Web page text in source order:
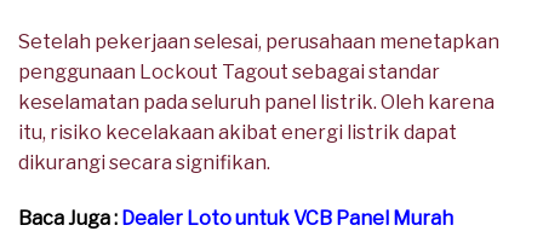
Setelah pekerjaan selesai, perusahaan menetapkan
penggunaan Lockout Tagout sebagai standar
keselamatan pada seluruh panel listrik. Oleh karena
itu, risiko kecelakaan akibat energi listrik dapat
dikurangi secara signifikan.
Baca Juga : Dealer Loto untuk VCB Panel Murah